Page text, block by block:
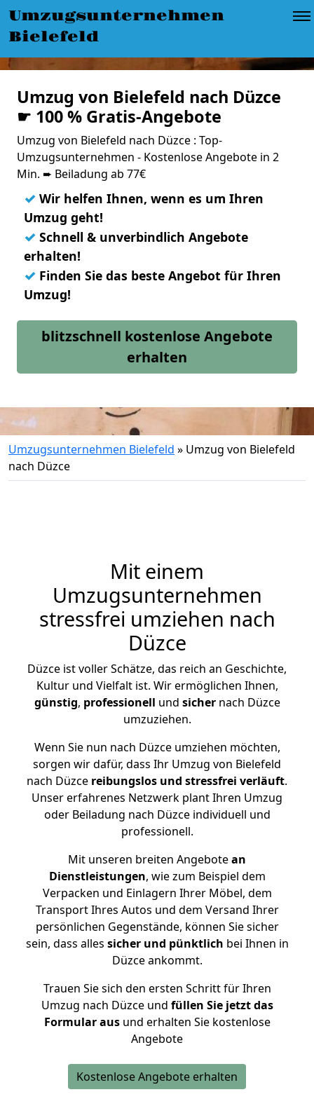
Umzugsunternehmen
Bielefeld
Umzug von Bielefeld nach Düzce
☛ 100 % Gratis-Angebote
Umzug von Bielefeld nach Düzce : Top-
Umzugsunternehmen - Kostenlose Angebote in 2
Min. ➨ Beiladung ab 77€
✓ Wir helfen Ihnen, wenn es um Ihren
Umzug geht!
✓ Schnell & unverbindlich Angebote
erhalten!
✓ Finden Sie das beste Angebot für Ihren
Umzug!
blitzschnell kostenlose Angebote
erhalten
Umzugsunternehmen Bielefeld » Umzug von Bielefeld
nach Düzce
Mit einem
Umzugsunternehmen
stressfrei umziehen nach
Düzce
Düzce ist voller Schätze, das reich an Geschichte,
Kultur und Vielfalt ist. Wir ermöglichen Ihnen,
günstig, professionell und sichernach Düzce
umzuziehen.
Wenn Sie nun nach Düzce umziehen möchten,
sorgen wir dafür, dass Ihr Umzug von Bielefeld
nach Düzce reibungslos und stressfrei verläuft.
Unser erfahrenes Netzwerk plant Ihren Umzug
oder Beiladung nach Düzce individuell und
professionell.
Mit unseren breiten Angebotean
Dienstleistungen, wie zum Beispiel dem
Verpacken und Einlagern Ihrer Möbel, dem
Transport Ihres Autos und dem Versand Ihrer
persönlichen Gegenstände, können Sie sicher
sein, dass alles sicher und pünktlich bei Ihnen in
Düzce ankommt.
Trauen Sie sich den ersten Schritt für Ihren
Umzug nach Düzce und füllen Sie jetzt das
Formular ausund erhalten Sie kostenlose
Angebote
Kostenlose Angebote erhalten